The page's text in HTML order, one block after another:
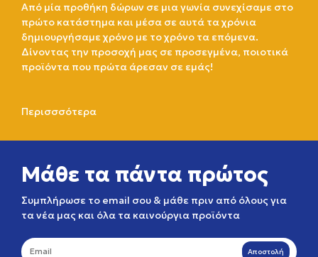
Από μία προθήκη δώρων σε μια γωνία συνεχίσαμε στο
πρώτο κατάστημα και μέσα σε αυτά τα χρόνια
δημιουργήσαμε χρόνο με το χρόνο τα επόμενα.
Δίνοντας την προσοχή μας σε προσεγμένα, ποιοτικά
προϊόντα που πρώτα άρεσαν σε εμάς!
Περισσσότερα
Μάθε τα πάντα πρώτος
Συμπλήρωσε το email σου & μάθε πριν από όλους για
τα νέα μας και όλα τα καινούργια προϊόντα
Αποστολή